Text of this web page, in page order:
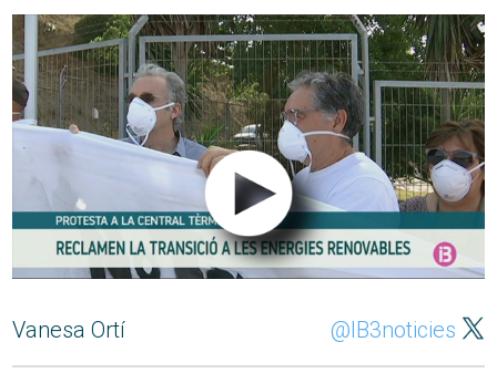
Vanesa Ortí @IB3noticies